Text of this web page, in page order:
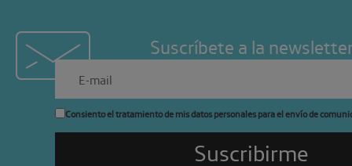
Suscríbete a la
Consiento el tratamiento de mis datos personales para el envío de